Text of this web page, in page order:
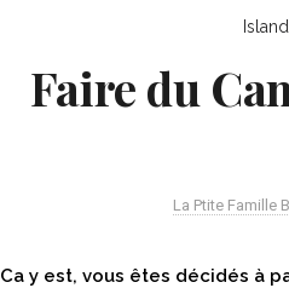
Faire du
La Ptite Famille
Ca y est, vous êtes décidés à